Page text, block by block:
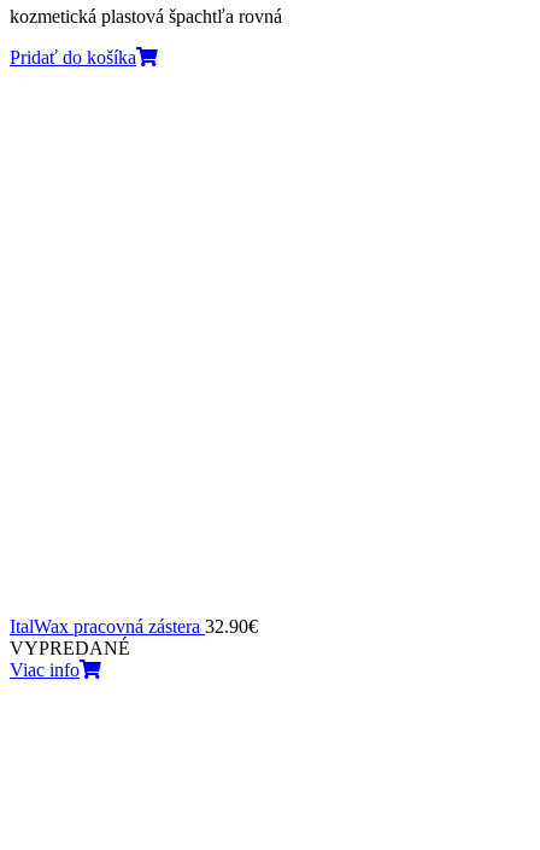
kozmetická plastová špachtľa rovná
Pridať do košíka
ItalWax pracovná zástera 32.90€
VYPREDANÉ
Viac info